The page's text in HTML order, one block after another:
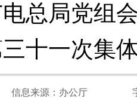
总局党组
十一次集
信息来源： 办公厅